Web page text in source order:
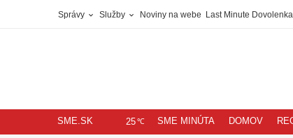
Správy Služby Noviny na webe Last Minute Dovolenka
SME.SK 25℃ SME MINÚTA DOMOV